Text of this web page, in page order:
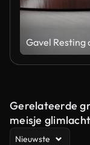
Gerelateerde
meisje
Nieuwste